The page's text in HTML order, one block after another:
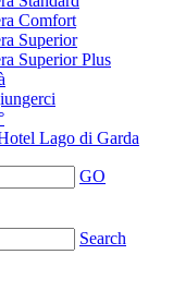
Comfort
Superior
Superior Plus
Lago di Garda
GO
Search